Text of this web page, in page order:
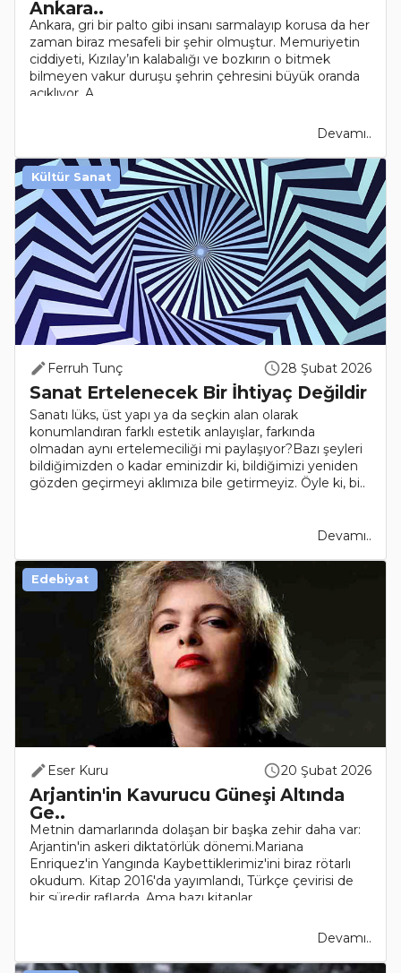
Ankara..
Ankara, gri bir palto gibi insanı sarmalayıp korusa da her
zaman biraz mesafeli bir şehir olmuştur. Memuriyetin
ciddiyeti, Kızılay’ın kalabalığı ve bozkırın o bitmek
bilmeyen vakur duruşu şehrin çehresini büyük oranda
açıklıyor. A..
Devamı..
Ferruh Tunç 28 Şubat 2026
Sanat Ertelenecek Bir İhtiyaç Değildir
Sanatı lüks, üst yapı ya da seçkin alan olarak
konumlandıran farklı estetik anlayışlar, farkında
olmadan aynı ertelemeciliği mi paylaşıyor?Bazı şeyleri
bildiğimizden o kadar eminizdir ki, bildiğimizi yeniden
gözden geçirmeyi aklımıza bile getirmeyiz. Öyle ki, bi..
Devamı..
Kültür Sanat
Eser Kuru 20 Şubat 2026
Arjantin'in Kavurucu Güneşi Altında
Ge..
Metnin damarlarında dolaşan bir başka zehir daha var:
Arjantin'in askeri diktatörlük dönemi.Mariana
Enriquez'in Yangında Kaybettiklerimiz'ini biraz rötarlı
okudum. Kitap 2016'da yayımlandı, Türkçe çevirisi de
bir süredir raflarda. Ama bazı kitaplar..
Devamı..
Edebiyat